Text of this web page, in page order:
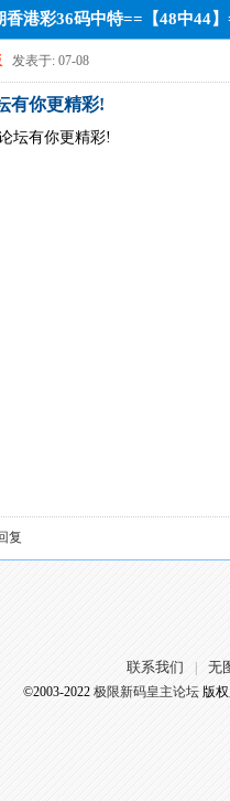
港彩36码中特==【48中44
发表于: 07-08
有你更精彩!
坛有你更精彩!
复
联系我们 无
©2003-2022 极限新码皇主论坛版权